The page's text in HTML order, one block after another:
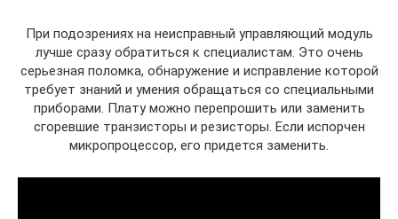
При подозрениях на неисправный управляющий модуль
лучше сразу обратиться к специалистам. Это очень
серьезная поломка, обнаружение и исправление которой
требует знаний и умения обращаться со специальными
приборами. Плату можно перепрошить или заменить
сгоревшие транзисторы и резисторы. Если испорчен
микропроцессор, его придется заменить.